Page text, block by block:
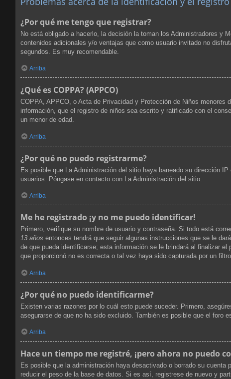
¿Por qué me tengo que registrar?
No está obligado a hacerlo, la decisión la toman los Administradores y
contenidos adicionales y/o ventajas que como usuario invitado no
segundos. Es muy recomendable.
Arriba
¿Qué es COPPA? (APPCO)
COPPA, APPCO, o Acta de Privacidad y Protección de Niños
información, que el registro de niños sea escrito y ratificado con el
un menor de edad.
Arriba
¿Por qué no puedo registrarme?
Es posible que La Administración del sitio haya baneado su dirección
usuarios. Póngase en contacto con La Administración del sitio.
Arriba
Me he registrado ¡y no me puedo identificar!
Primero, verifique su nombre de usuario y contraseña. Si todo está
13 años entonces tendrá que seguir algunas instrucciones que se le
de que pueda identificarse; esta información se le brindará al finalizar
que proporcionó no es correcta o tal vez haya sido capturada por un
Arriba
¿Por qué no puedo identificarme?
Existen varias razones por lo cuál esto puede suceder. Primero,
asegurarse de que no ha sido excluido. También es posible que el foro
Arriba
Hace un tiempo me registré, ¡pero ahora no puedo
Es posible que la administración haya desactivado o borrado su
reducir el peso de la base de datos. Si es así, registrese de nuevo y